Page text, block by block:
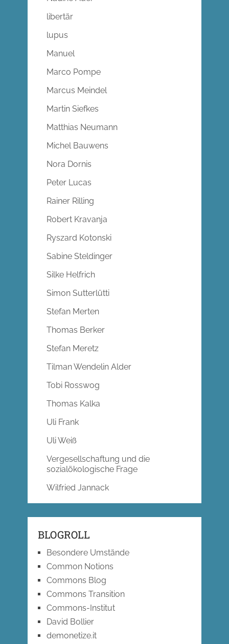
libertär
lupus
Manuel
Marco Pompe
Marcus Meindel
Martin Siefkes
Matthias Neumann
Michel Bauwens
Nora Dornis
Peter Lucas
Rainer Rilling
Robert Kravanja
Ryszard Kotonski
Sabine Steldinger
Silke Helfrich
Simon Sutterlütti
Stefan Merten
Thomas Berker
Stefan Meretz
Tilman Wendelin Alder
Tobi Rosswog
Thomas Kalka
Uli Frank
Uli Weiß
Vergesellschaftung und die
sozialökologische Frage
Wilfried Jannack
BLOGROLL
Besondere Umstände
Common Notions
Commons Blog
Commons Transition
Commons-Institut
David Bollier
demonetize.it